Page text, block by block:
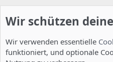
Wir schützen
Wir verwenden essentielle
funktioniert, und optionale